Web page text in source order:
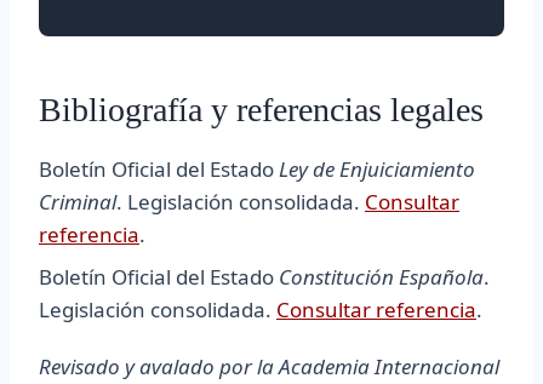
Bibliografía y referencias legales
Boletín Oficial del EstadoLey de Enjuiciamiento
Criminal. Legislación consolidada. Consultar
referencia.
Boletín Oficial del Estado Constitución Española.
Legislación consolidada. Consultar referencia.
Revisado y avalado por la Academia Internacional